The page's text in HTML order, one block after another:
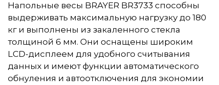
Напольные весы BRAYER BR3733 способны
выдерживать максимальную нагрузку до 180
кг и выполнены из закаленного стекла
толщиной 6 мм. Они оснащены широким
LCD-дисплеем для удобного считывания
данных и имеют функции автоматического
обнуления и автоотключения для экономии